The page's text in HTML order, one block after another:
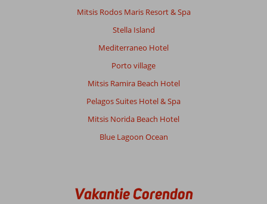
Mitsis Rodos Maris Resort & Spa
Stella Island
Mediterraneo Hotel
Porto village
Mitsis Ramira Beach Hotel
Pelagos Suites Hotel & Spa
Mitsis Norida Beach Hotel
Blue Lagoon Ocean
Vakantie Corendon